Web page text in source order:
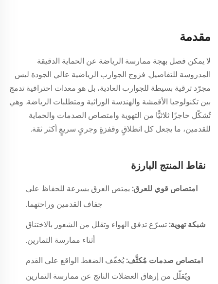
مقدمة
لا يمكن فصل بهجة ممارسة الرياضة عن الحماية الدقيقة
المدروسة للتفاصيل. فزوج الجوارب الرياضية عالي الجودة ليس
مجرّد ترقية بسيطة للجوارب العادية، بل هو معدات احترافية تدمج
بين تكنولوجيا الأقمشة والهندسة الوراثية ومتطلبات الرياضة. وهي
تُشكّل حاجزًا ثلاثيًّا من التهوية وامتصاص الصدمات والحماية
للقدمين، ما يجعل كل انطلاقٍ وقفزةٍ وجريٍ سريعٍ أكثر ثقة.
نقاط المنتج البارزة
امتصاص قوي للعرق: يمتص العرق بسرعة للحفاظ على
جفاف القدمين وراحتهما.
شبكة تهوية: تسرّع تدفق الهواء وتقلل من الشعور بالاختناق
أثناء ممارسة التمارين.
امتصاص صدمات مُكثَّف:يُخفّف الضغط الواقع على القدم
ويُقلّل من إرهاق العضلات الناتج عن ممارسة التمارين